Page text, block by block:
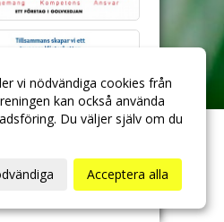
vi nödvändiga cookies från
kan också använda
Du väljer själv om du
Acceptera alla